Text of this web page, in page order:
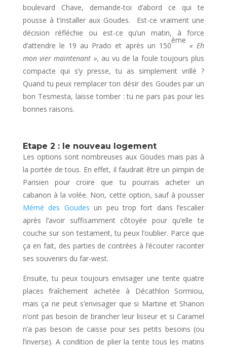
boulevard Chave, demande-toi d’abord ce qui te
pousse à t’installer aux Goudes. Est-ce vraiment une
décision réfléchie ou est-ce qu’un matin, à force
d’attendre le 19 au Prado et après un 150
ème
« Eh
mon vier maintenant », au vu de la foule toujours plus
compacte qui s’y presse, tu as simplement vrillé ?
Quand tu peux remplacer ton désir des Goudes par un
bon Tesmesta, laisse tomber : tu ne pars pas pour les
bonnes raisons.
Etape 2 : le nouveau logement
Les options sont nombreuses aux Goudes mais pas à
la portée de tous. En effet, il faudrait être un pimpin de
Parisien pour croire que tu pourrais acheter un
cabanon à la volée. Non, cette option, sauf à pousser
Mémé des Goudes un peu trop fort dans l’escalier
après l’avoir suffisamment côtoyée pour qu’elle te
couche sur son testament, tu peux l’oublier. Parce que
ça en fait, des parties de contrées à l’écouter raconter
ses souvenirs du far-west.
Ensuite, tu peux toujours envisager une tente quatre
places fraîchement achetée à Décathlon Sormiou,
mais ça ne peut s’envisager que si Martine et Shanon
n’ont pas besoin de brancher leur lisseur et si Caramel
n’a pas besoin de caisse pour ses petits besoins (ou
l’inverse). A condition de plier la tente tous les matins